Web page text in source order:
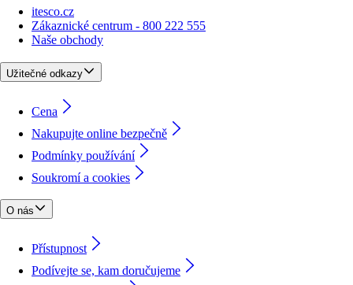
itesco.cz
Zákaznické centrum - 800 222 555
Naše obchody
Užitečné odkazy
Cena
Nakupujte online bezpečně
Podmínky používání
Soukromí a cookies
O nás
Přístupnost
Podívejte se, kam doručujeme